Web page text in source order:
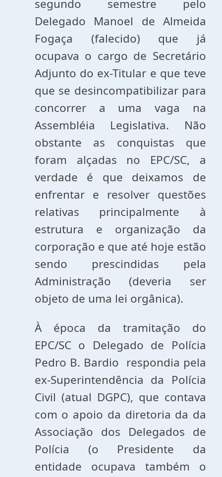
segundo semestre pelo
Delegado Manoel de Almeida
Fogaça (falecido) que já
ocupava o cargo de Secretário
Adjunto do ex-Titular e que teve
que se desincompatibilizar para
concorrer a uma vaga na
Assembléia Legislativa. Não
obstante as conquistas que
foram alçadas no EPC/SC, a
verdade é que deixamos de
enfrentar e resolver questões
relativas principalmente à
estrutura e organização da
corporação e que até hoje estão
sendo prescindidas pela
Administração (deveria ser
objeto de uma lei orgânica).
À época da tramitação do
EPC/SC o Delegado de Polícia
Pedro B. Bardio respondia pela
ex-Superintendência da Polícia
Civil (atual DGPC), que contava
com o apoio da diretoria da da
Associação dos Delegados de
Polícia (o Presidente da
entidade ocupava também o